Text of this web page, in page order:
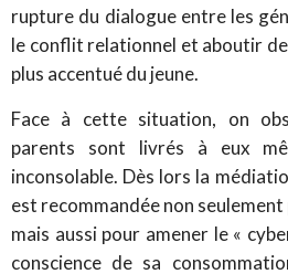
rupture du dialogue entre les
le conflit relationnel et aboutir
plus accentué du jeune.
Face à cette situation, on
parents sont livrés à eux
inconsolable. Dès lors la
est recommandée non
mais aussi pour amener le «
conscience de sa